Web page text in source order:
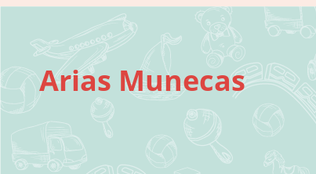
Arias Munecas